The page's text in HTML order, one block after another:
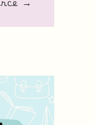
→